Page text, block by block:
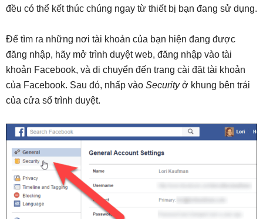
đều có thể kết thúc chúng ngay từ thiết bị bạn đang sử dụng.
Để tìm ra những nơi tài khoản của bạn hiện đang được
đăng nhập, hãy mở trình duyệt web, đăng nhập vào tài
khoản Facebook, và di chuyển đến trang cài đặt tài khoản
của Facebook. Sau đó, nhấp vào Securityở khung bên trái
của cửa sổ trình duyệt.